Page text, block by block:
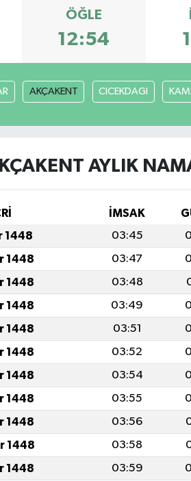
ÖĞLE
12:54
AKÇAKENT CICEKDAGI
AYLIK
İMSAK
1448 03:45
1448 03:47
1448 03:48
1448 03:49
1448 03:51
1448 03:52
1448 03:54
1448 03:55
1448 03:56
1448 03:58
1448 03:59